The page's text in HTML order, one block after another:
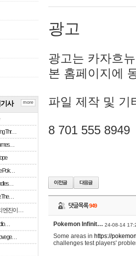
사
Thr…
Pok…
The…
엔진이 …
ge…
more
광고
광고는 카자흐
본 홈페이지에
파일 제작 및 기
8 701 555 8949
댓글목록949
Pokemon Infinit… 24-08-14
Some areas in https://
challenges test players'